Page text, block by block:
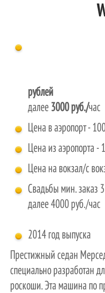
рублей
далее 3000 руб./час
Цена в аэропорт -
Цена из аэропорта -
Цена на вокзал/с
Свадьбы мин. заказ
далее 4000 руб./час
2014 год выпуска
Престижный седан
специально разработан
роскоши. Эта машина по